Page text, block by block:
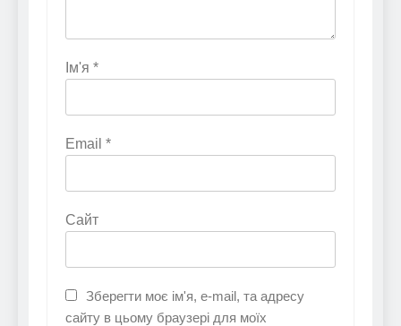
Ім'я *
Email *
Сайт
Зберегти моє ім'я, e-mail, та адресу
сайту в цьому браузері для моїх